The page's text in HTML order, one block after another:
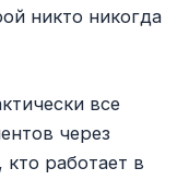
никто никогда
все
через
работает в